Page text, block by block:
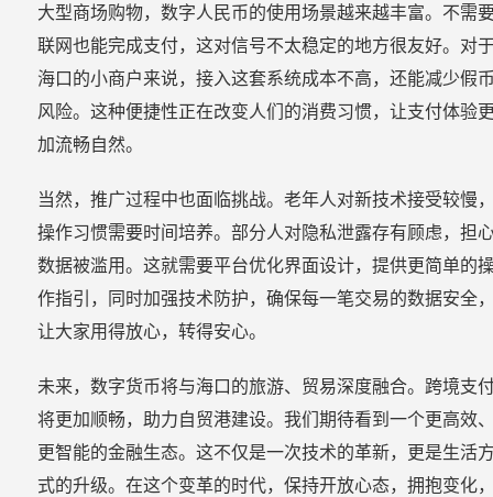
大型商场购物，数字人民币的使用场景越来越丰富。不需
联网也能完成支付，这对信号不太稳定的地方很友好。对
海口的小商户来说，接入这套系统成本不高，还能减少假
风险。这种便捷性正在改变人们的消费习惯，让支付体验
加流畅自然。
当然，推广过程中也面临挑战。老年人对新技术接受较慢
操作习惯需要时间培养。部分人对隐私泄露存有顾虑，担
数据被滥用。这就需要平台优化界面设计，提供更简单的
作指引，同时加强技术防护，确保每一笔交易的数据安全
让大家用得放心，转得安心。
未来，数字货币将与海口的旅游、贸易深度融合。跨境支
将更加顺畅，助力自贸港建设。我们期待看到一个更高效
更智能的金融生态。这不仅是一次技术的革新，更是生活
式的升级。在这个变革的时代，保持开放心态，拥抱变化